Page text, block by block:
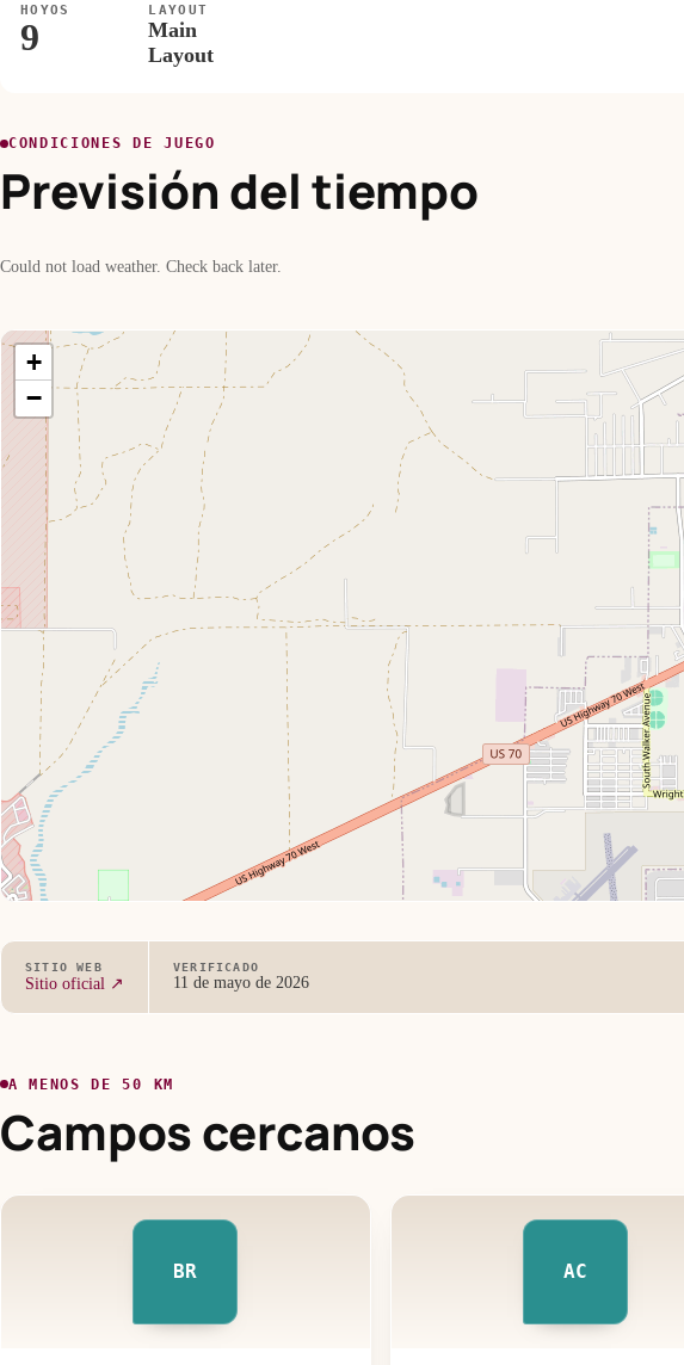
HOYOS
9
LAYOUT
Main
Layout
CONDICIONES DE JUEGO
Previsión del tiempo
Could not load weather. Check back later.
+
−
SITIO WEB
Sitio oficial ↗
VERIFICADO
11 de mayo de 2026
A MENOS DE 50 KM
Campos cercanos
BR AC